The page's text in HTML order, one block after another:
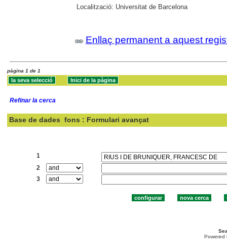
Localització: Universitat de Barcelona
Enllaç permanent a aquest
pàgina 1 de 1
Refinar la cerca
Base de dades fons : Formulari avançat
1
2
3
Powered